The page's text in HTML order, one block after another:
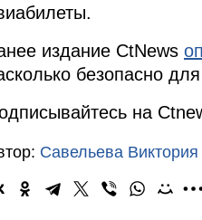
издание CtNews
безопасно
на
Савельева Виктория